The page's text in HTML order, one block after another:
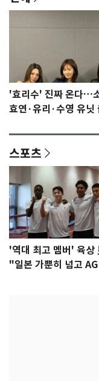
'효리수' 진짜 온다…
효연·유리·수영 유닛
스포츠
'역대 최고 멤버' 육상
"일본 가뿐히 넘고 AG